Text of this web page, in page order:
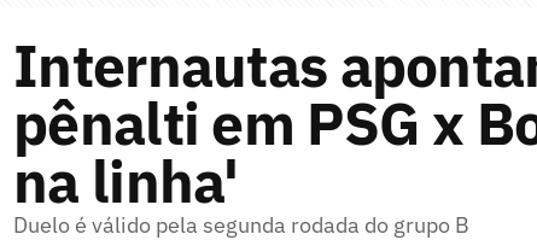
Internautas
pênalti em PSG x
na linha'
Duelo é válido pela segunda rodada do grupo B